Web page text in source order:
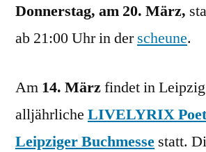
Donnerstag, am 20. März,
ab 21:00 Uhr in derscheune.
Am 14. Märzfindet in
alljährliche LIVELYRIX
Leipziger Buchmesse statt.